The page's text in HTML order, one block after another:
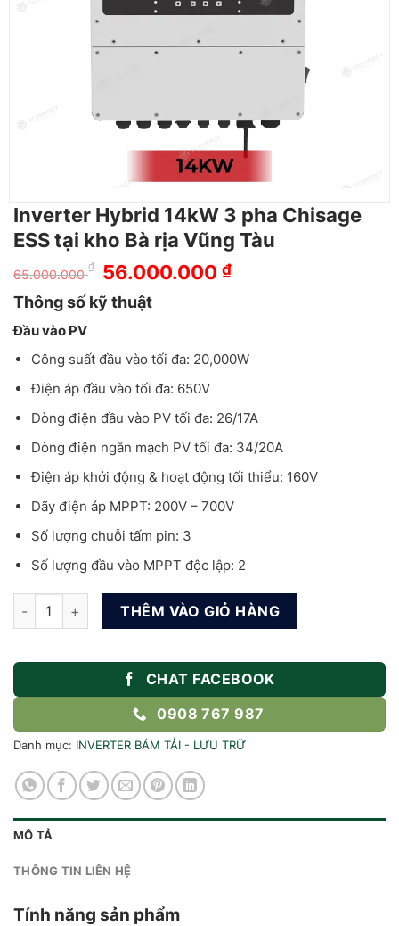
Inverter Hybrid 14kW 3 pha Chisage
ESS tại kho Bà rịa Vũng Tàu
65.000.000
₫
Giá
gốc
là:
56.000.000₫Giá
56.000.000 ₫.
Thông số kỹ thuật
Đầu vào PV
Công suất đầu vào tối đa: 20,000W
Điện áp đầu vào tối đa: 650V
Dòng điện đầu vào PV tối đa: 26/17A
Dòng điện ngắn mạch PV tối đa: 34/20A
Điện áp khởi động & hoạt động tối thiểu: 160V
Dãy điện áp MPPT: 200V – 700V
Số lượng chuỗi tấm pin: 3
Số lượng đầu vào MPPT độc lập: 2
Inverter Hybrid 14kW 3 pha Chisage ESS tại kho Bà rịa Vũng
THÊM VÀO GIỎ HÀNG
CHAT FACEBOOK
0908 767 987
Danh mục: INVERTER BÁM TẢI - LƯU TRỮ
MÔ TẢ
THÔNG TIN LIÊN HỆ
Tính năng sản phẩm